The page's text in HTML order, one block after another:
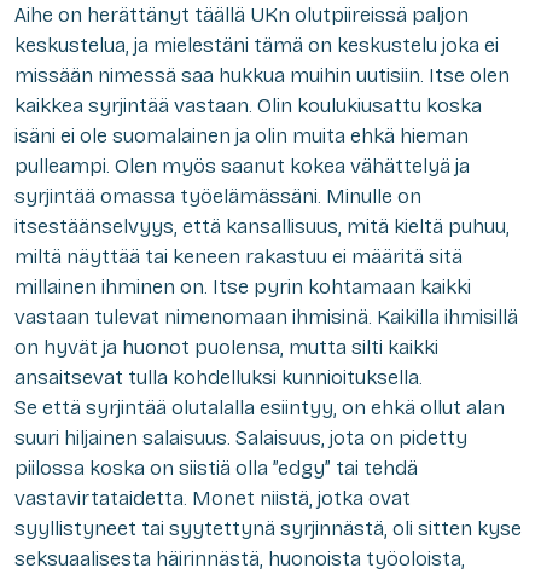
Aihe on herättänyt täällä UKn olutpiireissä paljon
keskustelua, ja mielestäni tämä on keskustelu joka ei
missään nimessä saa hukkua muihin uutisiin. Itse olen
kaikkea syrjintää vastaan. Olin koulukiusattu koska
isäni ei ole suomalainen ja olin muita ehkä hieman
pulleampi. Olen myös saanut kokea vähättelyä ja
syrjintää omassa työelämässäni. Minulle on
itsestäänselvyys, että kansallisuus, mitä kieltä puhuu,
miltä näyttää tai keneen rakastuu ei määritä sitä
millainen ihminen on. Itse pyrin kohtamaan kaikki
vastaan tulevat nimenomaan ihmisinä. Kaikilla ihmisillä
on hyvät ja huonot puolensa, mutta silti kaikki
ansaitsevat tulla kohdelluksi kunnioituksella.
Se että syrjintää olutalalla esiintyy, on ehkä ollut alan
suuri hiljainen salaisuus. Salaisuus, jota on pidetty
piilossa koska on siistiä olla ”edgy” tai tehdä
vastavirtataidetta. Monet niistä, jotka ovat
syyllistyneet tai syytettynä syrjinnästä, oli sitten kyse
seksuaalisesta häirinnästä, huonoista työoloista,